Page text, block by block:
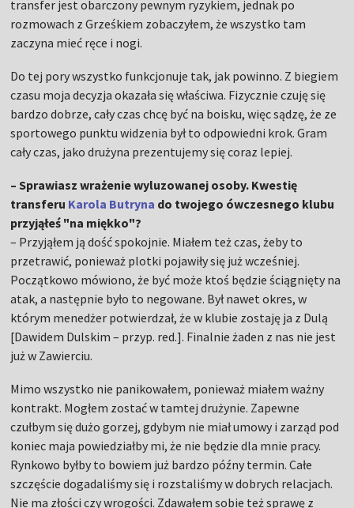
transfer jest obarczony pewnym ryzykiem, jednak po
rozmowach z Grześkiem zobaczyłem, że wszystko tam
zaczyna mieć ręce i nogi.
Do tej pory wszystko funkcjonuje tak, jak powinno. Z biegiem
czasu moja decyzja okazała się właściwa. Fizycznie czuję się
bardzo dobrze, cały czas chcę być na boisku, więc sądzę, że ze
sportowego punktu widzenia był to odpowiedni krok. Gram
cały czas, jako drużyna prezentujemy się coraz lepiej.
– Sprawiasz wrażenie wyluzowanej osoby. Kwestię
transferu Karola Butryna do twojego ówczesnego klubu
przyjąłeś "na miękko"?
– Przyjąłem ją dość spokojnie. Miałem też czas, żeby to
przetrawić, ponieważ plotki pojawiły się już wcześniej.
Początkowo mówiono, że być może ktoś będzie ściągnięty na
atak, a następnie było to negowane. Był nawet okres, w
którym menedżer potwierdzał, że w klubie zostaję ja z Dulą
[Dawidem Dulskim – przyp. red.]. Finalnie żaden z nas nie jest
już w Zawierciu.
Mimo wszystko nie panikowałem, ponieważ miałem ważny
kontrakt. Mogłem zostać w tamtej drużynie. Zapewne
czułbym się dużo gorzej, gdybym nie miał umowy i zarząd pod
koniec maja powiedziałby mi, że nie będzie dla mnie pracy.
Rynkowo byłby to bowiem już bardzo późny termin. Całe
szczęście dogadaliśmy się i rozstaliśmy w dobrych relacjach.
Nie ma złości czy wrogości. Zdawałem sobie też sprawę z